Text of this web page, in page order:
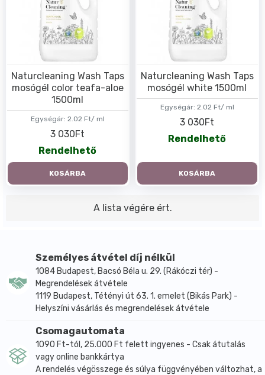
Egységár: 2.02 Ft/ ml
Naturcleaning Wash Taps
mosógél color teafa-aloe
1500ml
3 030Ft
Rendelhető
KOSÁRBA
Egységár: 2.02 Ft/ ml
Naturcleaning Wash Taps
mosógél white 1500ml
3 030Ft
Rendelhető
KOSÁRBA
A lista végére ért.
Személyes átvétel díj nélkül
1084 Budapest, Bacsó Béla u. 29. (Rákóczi tér) -
Megrendelések átvétele
1119 Budapest, Tétényi út 63. 1. emelet (Bikás Park) -
Helyszíni vásárlás és megrendelések átvétele
Csomagautomata
1090 Ft-tól, 25.000 Ft felett ingyenes - Csak átutalás
vagy online bankkártya
A rendelés végösszege és súlya függvényében változhat, a